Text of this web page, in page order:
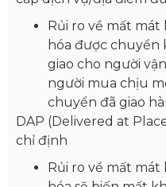
Rủi ro về mất mát
hóa được chuyển
giao cho người
người mua chịu
chuyển đã giao
DAP (Delivered at
chỉ định
Rủi ro về mất mát